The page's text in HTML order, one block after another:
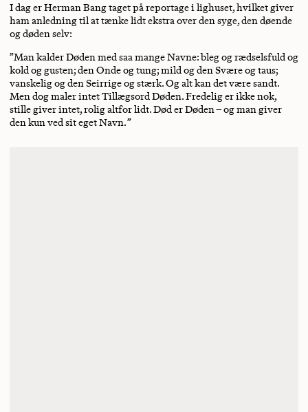
I dag er Herman Bang taget på reportage i lighuset, hvilket giver
ham anledning til at tænke lidt ekstra over den syge, den døende
og døden selv:
”Man kalder Døden med saa mange Navne: bleg og rædselsfuld og
kold og gusten; den Onde og tung; mild og den Svære og taus;
vanskelig og den Seirrige og stærk. Og alt kan det være sandt.
Men dog maler intet Tillægsord Døden. Fredelig er ikke nok,
stille giver intet, rolig altfor lidt. Død er Døden – og man giver
den kun ved sit eget Navn. ”